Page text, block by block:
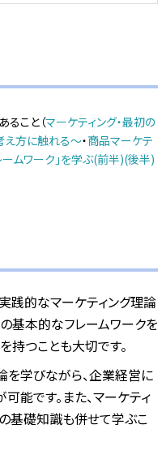
ること（マーケティング・最初の
え方に触れる～・商品マーケテ
ームワーク」を学ぶ(前半)(後半)
践的なマーケティング理論
基本的なフレームワークを
持つことも大切です。
を学びながら、企業経営に
能です。また、マーケティ
基礎知識も併せて学ぶこ